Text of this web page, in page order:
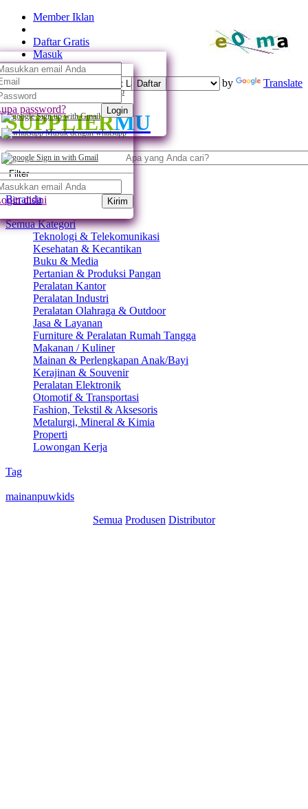
Member Iklan
Daftar Gratis
Daftar
Daftar dengan whatsapp
Sign up with Gmail
Masuk
password? Login
Masuk dengan whatsapp
Sign in with Gmail
disini Kirim
Powered by Translate
SUPPLIERMU
Filter
Beranda
Semua Kategori
Teknologi & Telekomunikasi
Kesehatan & Kecantikan
Buku & Media
Pertanian & Produksi Pangan
Peralatan Kantor
Peralatan Industri
Peralatan Olahraga & Outdoor
Jasa & Layanan
Furniture & Peralatan Rumah Tangga
Makanan / Kuliner
Mainan & Perlengkapan Anak/Bayi
Kerajinan & Souvenir
Peralatan Elektronik
Otomotif & Transportasi
Fashion, Tekstil & Aksesoris
Metalurgi, Mineral & Kimia
Properti
Lowongan Kerja
Tag
mainanpuwkids
Semua Produsen Distributor